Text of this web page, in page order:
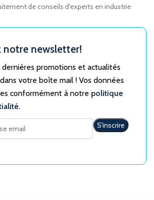
de conseils d'experts en industrie
notre newsletter!
dernières promotions et actualités
votre boîte mail ! Vos données
conformément à notre politique